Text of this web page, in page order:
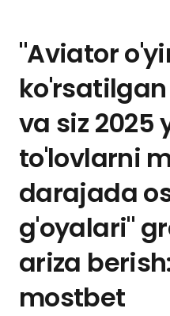
"Aviator
va siz 2025
to'lovlarni
darajada
g'oyalari"
ariza
mostbet